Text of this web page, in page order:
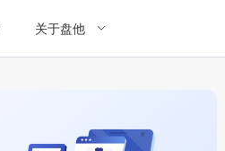
关于盘他